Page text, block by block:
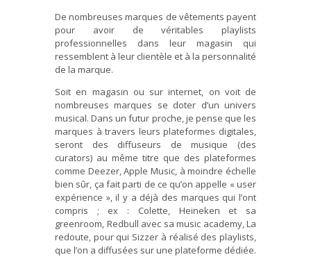
De nombreuses marques de vêtements payent
pour avoir de véritables playlists
professionnelles dans leur magasin qui
ressemblent à leur clientèle et à la personnalité
de la marque.
Soit en magasin ou sur internet, on voit de
nombreuses marques se doter d’un univers
musical. Dans un futur proche, je pense que les
marques à travers leurs plateformes digitales,
seront des diffuseurs de musique (des
curators) au même titre que des plateformes
comme Deezer, Apple Music, à moindre échelle
bien sûr, ça fait parti de ce qu’on appelle « user
expérience », il y a déjà des marques qui l’ont
compris ; ex : Colette, Heineken et sa
greenroom, Redbull avec sa music academy, La
redoute, pour qui Sizzer à réalisé des playlists,
que l’on a diffusées sur une plateforme dédiée.